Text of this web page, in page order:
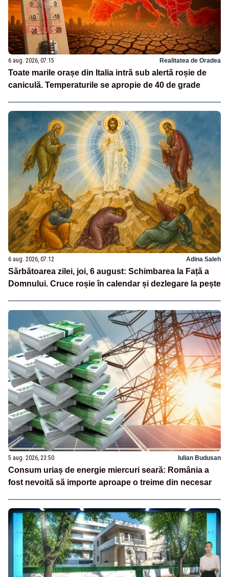
6 aug. 2026, 07:15 Realitatea de Oradea
Toate marile orașe din Italia intră sub alertă roșie de
caniculă. Temperaturile se apropie de 40 de grade
6 aug. 2026, 07:12 Adina Saleh
Sărbătoarea zilei, joi, 6 august: Schimbarea la Față a
Domnului. Cruce roșie în calendar și dezlegare la pește
5 aug. 2026, 23:50 Iulian Budusan
Consum uriaș de energie miercuri seară: România a
fost nevoită să importe aproape o treime din necesar